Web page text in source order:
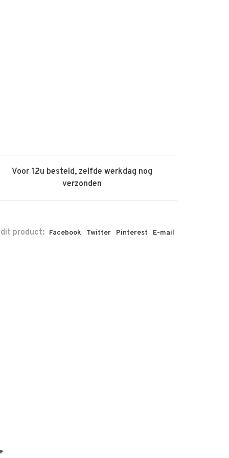
Voor 12u besteld, zelfde werkdag nog
verzonden
product: Facebook Twitter Pinterest E-mail